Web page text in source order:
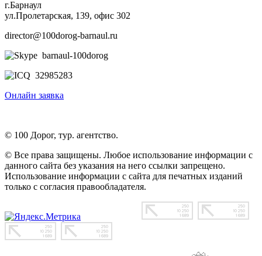
г.Барнаул
ул.Пролетарская, 139, офис 302
director@100dorog-barnaul.ru
barnaul-100dorog
32985283
Онлайн заявка
© 100 Дорог, тур. агентство.
© Все права защищены. Любое использование информации с
данного сайта без указания на него ссылки запрещено.
Использование информации с сайта для печатных изданий
только с согласия правообладателя.